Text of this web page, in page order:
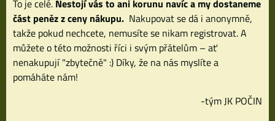
To je celé. Nestojí vás to ani korunu navíc a my dostaneme
část peněz z ceny nákupu. Nakupovat se dá i anonymně,
takže pokud nechcete, nemusíte se nikam registrovat. A
můžete o této možnosti říci i svým přátelům – ať
nenakupují "zbytečně" :) Díky, že na nás myslíte a
pomáháte nám!
-tým JK POČIN